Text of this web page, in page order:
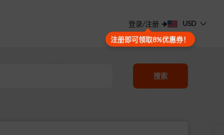
登录/注册
注册即可领取8%优惠券！
USD
搜索